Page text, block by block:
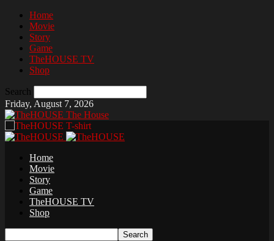
Home
Movie
Story
Game
TheHOUSE TV
Shop
Search
Friday, August 7, 2026
The House
Home
Movie
Story
Game
TheHOUSE TV
Shop